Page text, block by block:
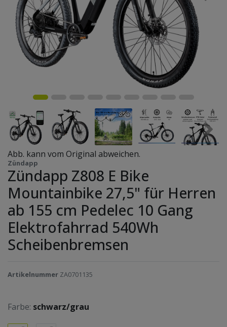
Abb. kann vom Original abweichen.
Zündapp
Zündapp Z808 E Bike
Mountainbike 27,5" für Herren
ab 155 cm Pedelec 10 Gang
Elektrofahrrad 540Wh
Scheibenbremsen
Artikelnummer ZA0701135
Farbe: schwarz/grau